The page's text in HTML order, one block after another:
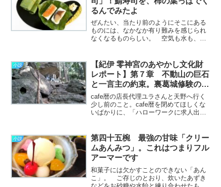
～続きを読む～
るんでみたよ
ぜんたい、当たり前のようにそこにある
ものには、なかなか有り難みを感じられ
なくなるものらしい。 空気も水も、無
か。 ぜいたくな話とは思うけど、ぼく
にとってそういうもののひと
つ………………～続きを読む～
小説
【紀伊 零神宮のあやかし文化財
レポート】第７章 不動山の巨石
と一言主の約束。裏葛城修験の結
界守
cafe暦の店長代理ユラさんと天野へ行く
少し前のこと。cafe暦を閉めてほしくな
いばかりに、「ハローワークに求人出し
た。もちろんユラさん不在の間、マスタ
ーの代わりが務ま………………～続きを
読む～
小説
第四十五椀 最強の甘味「クリー
ムあんみつ」。これはつまりフル
アーマーです
和菓子には欠かすことのできない「あん
こ」。 ご存じのとおり、炊いたあずき